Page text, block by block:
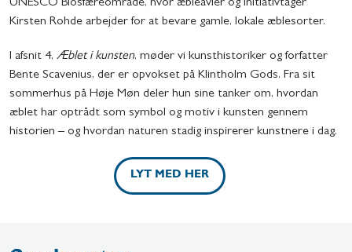
UNESCO Biosfæreområde, hvor æbleavler og initiativtager
Kirsten Rohde arbejder for at bevare gamle, lokale æblesorter.
I afsnit 4, Æblet i kunsten, møder vi kunsthistoriker og forfatter
Bente Scavenius, der er opvokset på Klintholm Gods. Fra sit
sommerhus på Høje Møn deler hun sine tanker om, hvordan
æblet har optrådt som symbol og motiv i kunsten gennem
historien – og hvordan naturen stadig inspirerer kunstnere i dag.
LYT MED HER